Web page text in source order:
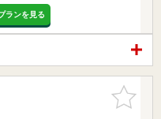
ランを見る
お気に入
りに追加